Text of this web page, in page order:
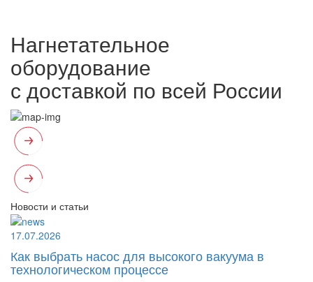
Нагнетательное
оборудование
с доставкой по всей России
Новости и статьи
17.07.2026
Как выбрать насос для высокого вакуума в
технологическом процессе